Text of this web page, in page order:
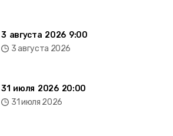
3 августа 2026 9:00
3 августа 2026
31 июля 2026 20:00
31 июля 2026